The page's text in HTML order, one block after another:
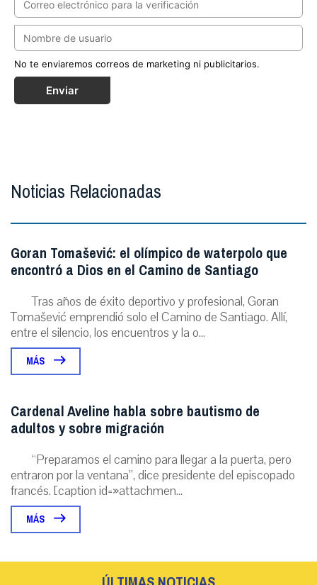
No te enviaremos correos de marketing ni publicitarios.
Enviar
Noticias Relacionadas
Goran Tomašević: el olímpico de waterpolo que
encontró a Dios en el Camino de Santiago
Tras años de éxito deportivo y profesional, Goran
Tomašević emprendió solo el Camino de Santiago. Allí,
entre el silencio, los encuentros y la o...
MÁS
Cardenal Aveline habla sobre bautismo de
adultos y sobre migración
“Preparamos el camino para llegar a la puerta, pero
entraron por la ventana”, dice presidente del episcopado
francés. [caption id=»attachmen...
MÁS